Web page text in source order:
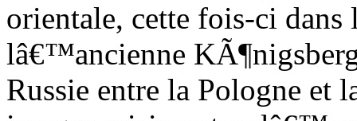
orientale, cette fois-ci
lâ€™ancienne
Russie entre la Pologne et